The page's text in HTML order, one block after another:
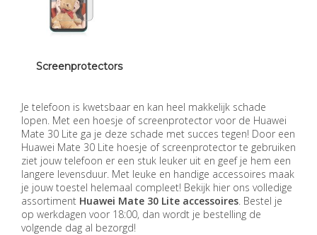
Screenprotectors
Je telefoon is kwetsbaar en kan heel makkelijk schade
lopen. Met een hoesje of screenprotector voor de Huawei
Mate 30 Lite ga je deze schade met succes tegen! Door een
Huawei Mate 30 Lite hoesje of screenprotector te gebruiken
ziet jouw telefoon er een stuk leuker uit en geef je hem een
langere levensduur. Met leuke en handige accessoires maak
je jouw toestel helemaal compleet! Bekijk hier ons volledige
assortiment Huawei Mate 30 Lite accessoires. Bestel je
op werkdagen voor 18:00, dan wordt je bestelling de
volgende dag al bezorgd!